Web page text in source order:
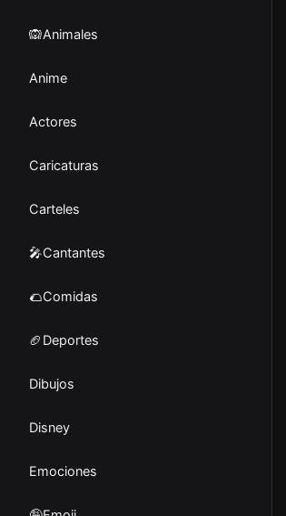
🙉Animales
Anime
Actores
Caricaturas
Carteles
🎤Cantantes
🌮Comidas
🏈Deportes
Dibujos
Disney
Emociones